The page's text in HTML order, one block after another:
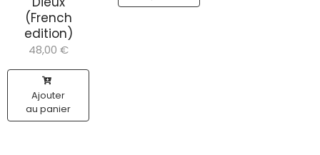
(French
edition)
48,00 €
Ajouter
au panier